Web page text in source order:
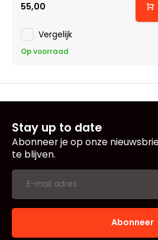
55,00
Vergelijk
Op voorraad
Stay up to date
Abonneer je op onze
te blijven.
Abonneer